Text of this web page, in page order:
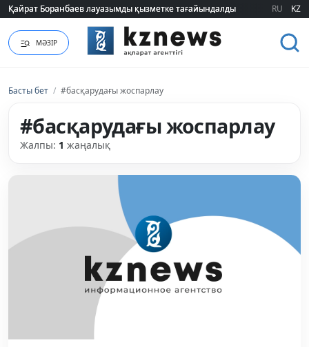
Қайрат Боранбаев лауазымды қызметке тағайындалды
Қайрат Боранбаев лауазымды қызметке тағайындалды RU KZ
МӘЗІР
Басты бет / #басқарудағы жоспарлау
#басқарудағы жоспарлау
Жалпы: 1 жаңалық